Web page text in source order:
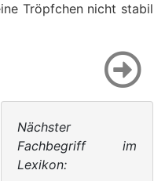
Tröpfchen nicht stabil
Nächster
Fachbegriff im
Lexikon: